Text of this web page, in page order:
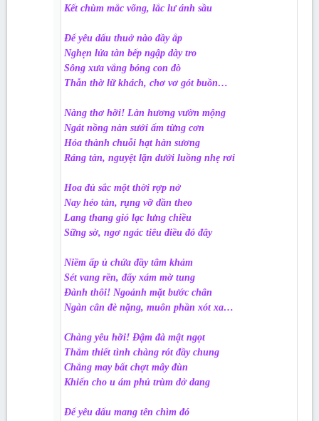
Kết chùm mắc võng, lắc lư ánh sầu
Để yêu dấu thuở nào đầy ắp
Nghẹn lửa tàn bếp ngập dày tro
Sông xưa vắng bóng con đò
Thẫn thờ lữ khách, chơ vơ gót buồn…
Nàng thơ hỡi! Làn hương vườn mộng
Ngát nồng nàn sưởi ấm từng cơn
Hóa thành chuỗi hạt hàn sương
Ráng tàn, nguyệt lặn dưới luồng nhẹ rơi
Hoa đủ sắc một thời rợp nở
Nay héo tàn, rụng vỡ dần theo
Lang thang gió lạc lưng chiều
Sững sờ, ngơ ngác tiêu điều đó đây
Niềm ấp ủ chứa đầy tâm khảm
Sét vang rền, đẩy xám mờ tung
Đành thôi! Ngoảnh mặt bước chân
Ngàn cân đè nặng, muôn phần xót xa…
Chàng yêu hỡi! Đậm đà mật ngọt
Thắm thiết tình chàng rót đầy chung
Chẳng may bất chợt mây đùn
Khiến cho u ám phủ trùm dở dang
Để yêu dấu mang tên chìm đó